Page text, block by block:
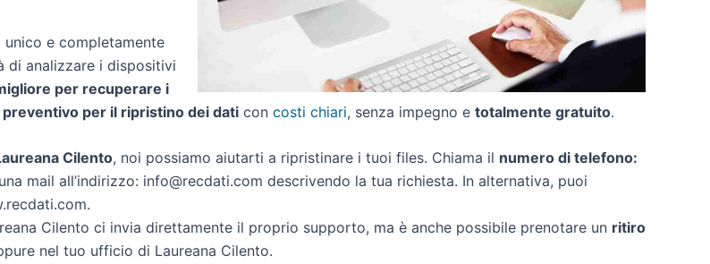
e completamente
di analizzare i dispositivi
per recuperare i
preventivo per il ripristino dei dati con costi chiari, senza impegno e totalmente gratuito.
Cilento, noi possiamo aiutarti a ripristinare i tuoi files. Chiama il numero di telefono:
mail all’indirizzo: info@recdati.com descrivendo la tua richiesta. In alternativa, puoi
Cilento ci invia direttamente il proprio supporto, ma è anche possibile prenotare un ritiro
nel tuo ufficio di Laureana Cilento.